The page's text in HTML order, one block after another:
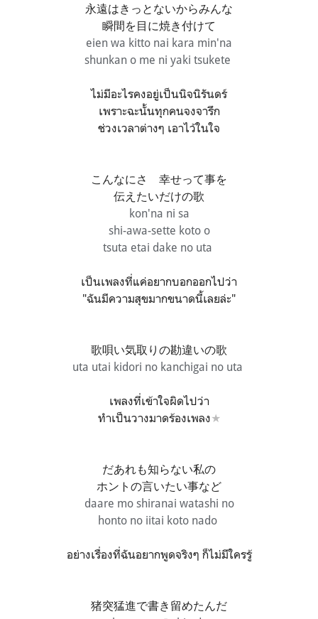
永遠はきっとないからみんな
瞬間を目に焼き付けて
eien wa kitto nai kara min'na
shunkan o me ni yaki tsukete
ไม่มีอะไรคงอยู่เป็นนิจนิรันดร์
เพราะฉะนั้นทุกคนจงจารึก
ช่วงเวลาต่างๆ เอาไว้ในใจ
こんなにさ 幸せって事を
伝えたいだけの歌
kon'na ni sa
shi-awa-sette koto o
tsuta etai dake no uta
เป็นเพลงที่แค่อยากบอกออกไปว่า
"ฉันมีความสุขมากขนาดนี้เลยล่ะ"
歌唄い気取りの勘違いの歌
uta utai kidori no kanchigai no uta
เพลงที่เข้าใจผิดไปว่า
ทำเป็นวางมาดร้องเพลง★
だあれも知らない私の
ホントの言いたい事など
daare mo shiranai watashi no
honto no iitai koto nado
อย่างเรื่องที่ฉันอยากพูดจริงๆ ก็ไม่มีใครรู้
猪突猛進で書き留めたんだ